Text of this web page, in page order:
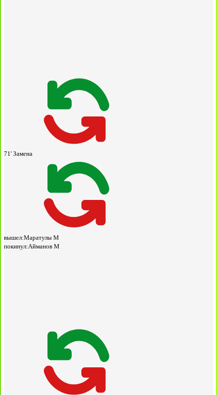
71' Замена
вышел:Маратулы М
покинул:Айманов М